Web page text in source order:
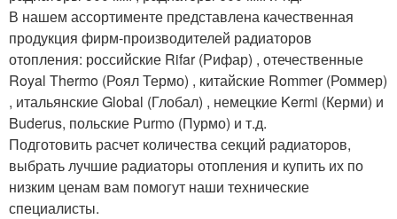
В нашем ассортименте представлена качественная
продукция фирм-производителей радиаторов
отопления: российские Rifar (Рифар) , отечественные
Royal Thermo (Роял Термо) , китайские Rommer (Роммер)
, итальянские Global (Глобал) , немецкие Kermi (Керми) и
Buderus, польские Purmo (Пурмо) и т.д.
Подготовить расчет количества секций радиаторов,
выбрать лучшие радиаторы отопления и купить их по
низким ценам вам помогут наши технические
специалисты.